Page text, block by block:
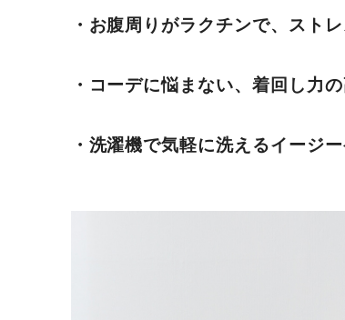
・お腹周りがラクチンで、スト
・コーデに悩まない、着回し力
・洗濯機で気軽に洗えるイージ